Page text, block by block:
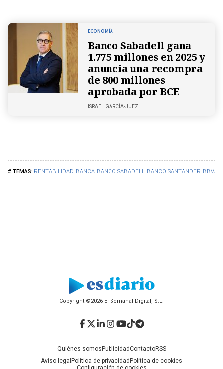
RENTABILIDAD BANCA BANCO SABADELL BANCO SANTANDER BBVA
ECONOMÍA
Banco Sabadell gana
1.775 millones en 2025 y
anuncia una recompra
de 800 millones
aprobada por BCE
ISRAEL GARCÍA-JUEZ
Copyright ©2026 El Semanal Digital, S.L.
Quiénes somos PublicidadContactoRSS
Aviso legal Política de privacidad Política de cookies
Configuración de cookies
Facebook
Twitter
LinkedIn
Instagram
YouTube
TikTok
Telegram